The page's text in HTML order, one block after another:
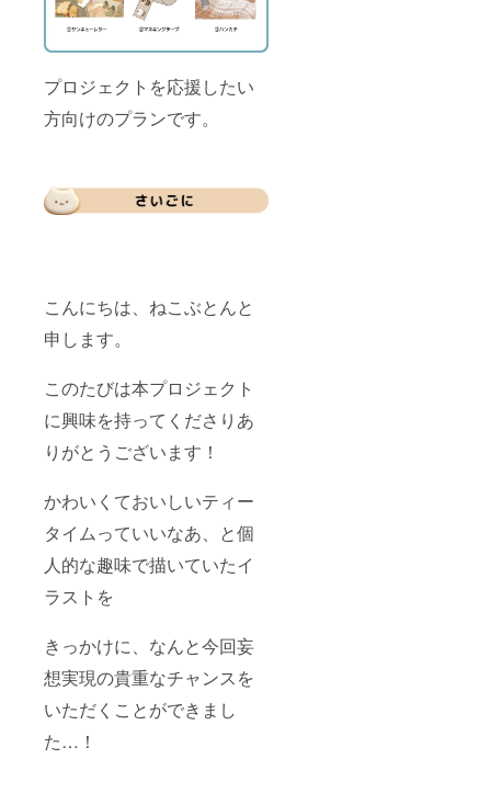
プロジェクトを応援したい
方向けのプランです。
こんにちは、ねこぶとんと
申します。
このたびは本プロジェクト
に興味を持ってくださりあ
りがとうございます！
かわいくておいしいティー
タイムっていいなあ、と個
人的な趣味で描いていたイ
ラストを
きっかけに、なんと今回妄
想実現の貴重なチャンスを
いただくことができまし
た…！